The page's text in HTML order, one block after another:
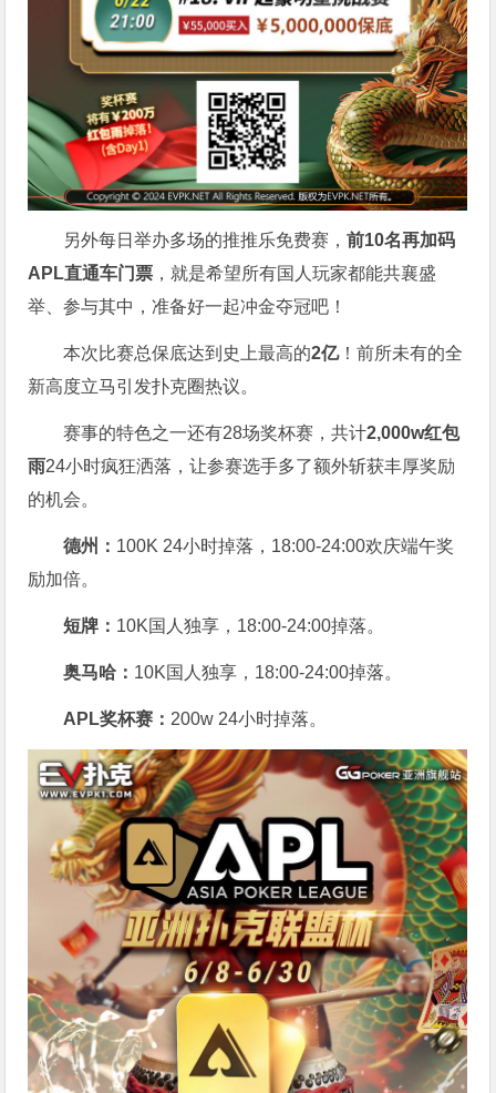
另外每日举办多场的推推乐免费赛，前10名再加码
APL直通车门票 ，就是希望所有国人玩家都能共襄盛
举、参与其中，准备好一起冲金夺冠吧！
本次比赛总保底达到史上最高的2亿！前所未有的全
新高度立马引发扑克圈热议。
赛事的特色之一还有28场奖杯赛，共计2,000w红包
雨24小时疯狂洒落，让参赛选手多了额外斩获丰厚奖励
的机会。
德州： 100K 24小时掉落， 18:00-24:00欢庆端午奖
励加倍。
短牌： 10K国人独享，18:00-24:00掉落。
奥马哈 ： 10K国人独享，18:00-24:00掉落。
APL奖杯赛： 200w 24小时掉落。